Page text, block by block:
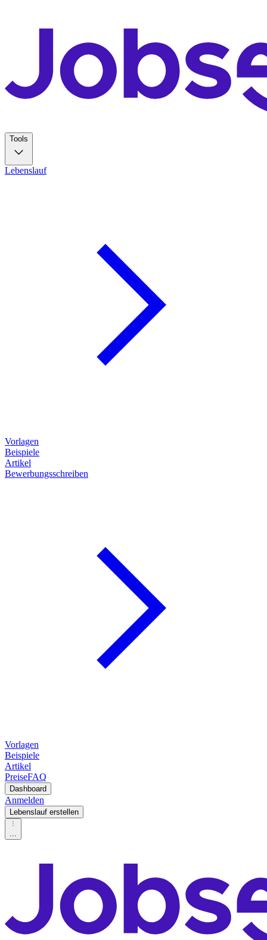
Tools
Lebenslauf
Vorlagen
Beispiele
Artikel
Bewerbungsschreiben
Vorlagen
Beispiele
Artikel
PreiseFAQ
Dashboard
Anmelden
Lebenslauf erstellen
...